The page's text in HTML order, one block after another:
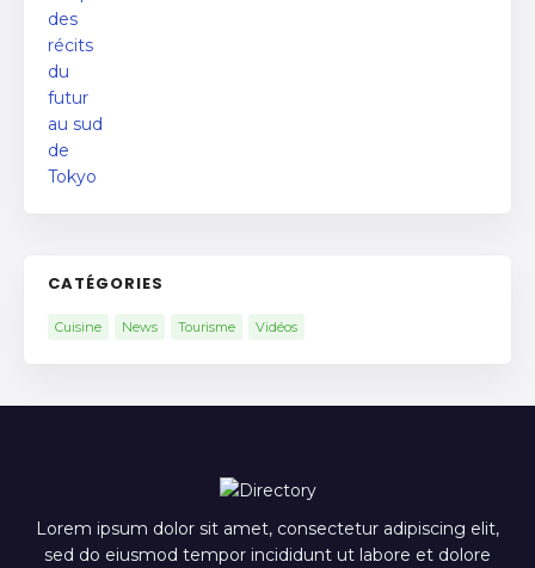
CATÉGORIES
Cuisine News Tourisme Vidéos
Lorem ipsum dolor sit amet, consectetur adipiscing elit,
sed do eiusmod tempor incididunt ut labore et dolore